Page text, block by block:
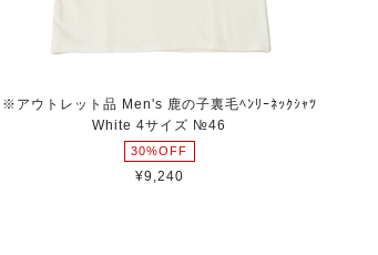
※アウトレット品 Men's 鹿の子裏毛ﾍﾝﾘｰﾈｯｸｼｬﾂ
White 4サイズ №46
30%OFF
¥9,240